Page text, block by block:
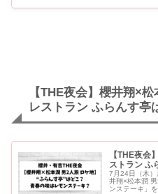
【THE夜会】櫻井翔×
レストラン ふらんす亭
【THE夜会
ストラン ふ
7月24日（木
井翔×松本潤 男2人旅」です
ンステーキ」